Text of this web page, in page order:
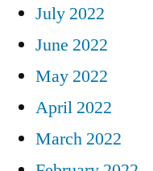
July 2022
June 2022
May 2022
April 2022
March 2022